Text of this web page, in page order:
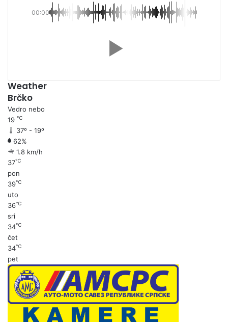
00:00
Weather
Brčko
Vedro nebo
19 ℃
37º - 19º
62%
1.8 km/h
37℃
pon
39℃
uto
36℃
sri
34℃
čet
34℃
pet